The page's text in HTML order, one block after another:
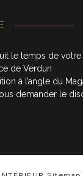
le temps de votre
de Verdun
à l’angle du
demander le